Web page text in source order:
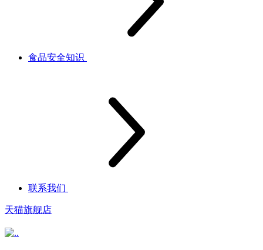
食品安全知识
联系我们
天猫旗舰店